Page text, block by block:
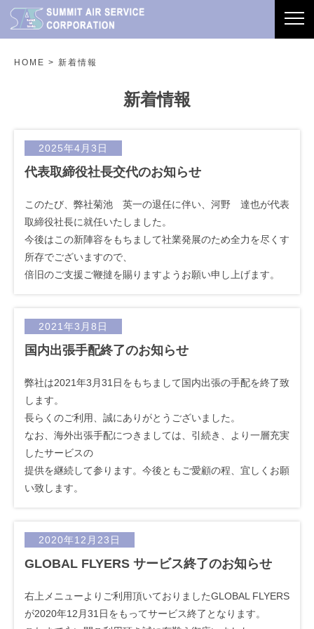
HOME > 新着情報
新着情報
2025年4月3日
代表取締役社長交代のお知らせ
このたび、弊社菊池 英一の退任に伴い、河野 達也が代表
取締役社長に就任いたしました。
今後はこの新陣容をもちまして社業発展のため全力を尽くす
所存でございますので、
倍旧のご支援ご鞭撻を賜りますようお願い申し上げます。
2021年3月8日
国内出張手配終了のお知らせ
弊社は2021年3月31日をもちまして国内出張の手配を終了致
します。
長らくのご利用、誠にありがとうございました。
なお、海外出張手配につきましては、引続き、より一層充実
したサービスの
提供を継続して参ります。今後ともご愛顧の程、宜しくお願
い致します。
2020年12月23日
GLOBAL FLYERS サービス終了のお知らせ
右上メニューよりご利用頂いておりましたGLOBAL FLYERS
が2020年12月31日をもってサービス終了となります。